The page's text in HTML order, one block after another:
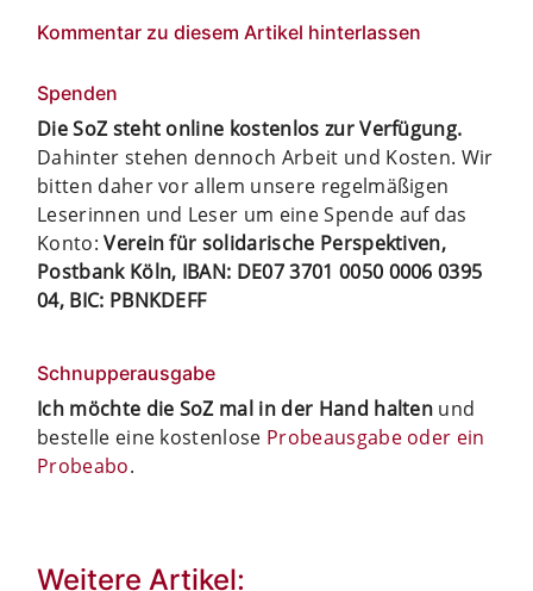
Kommentar zu diesem Artikel hinterlassen
Spenden
Die SoZ steht online kostenlos zur Verfügung.
Dahinter stehen dennoch Arbeit und Kosten. Wir
bitten daher vor allem unsere regelmäßigen
Leserinnen und Leser um eine Spende auf das
Konto:Verein für solidarische Perspektiven,
Postbank Köln, IBAN: DE07 3701 0050 0006 0395
04, BIC: PBNKDEFF
Schnupperausgabe
Ich möchte die SoZ mal in der Hand halten und
bestelle eine kostenlose Probeausgabe oder ein
Probeabo.
Weitere Artikel: